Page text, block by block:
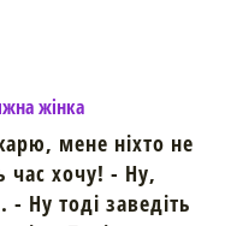
жінка
мене ніхто не
час хочу! - Ну,
Ну тоді заведіть